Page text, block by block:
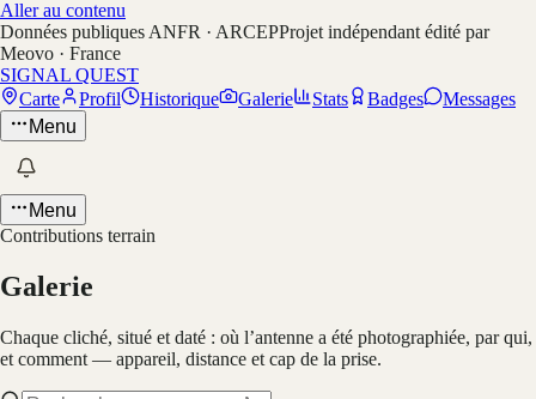
Aller au contenu
Données publiques ANFR · ARCEPProjet indépendant édité par
Meovo · France
SIGNAL QUEST
Carte
Profil Historique Galerie Stats Badges
Messages
Menu
Menu
Contributions terrain
Galerie
Chaque cliché, situé et daté : où l’antenne a été photographiée, par qui,
et comment — appareil, distance et cap de la prise.